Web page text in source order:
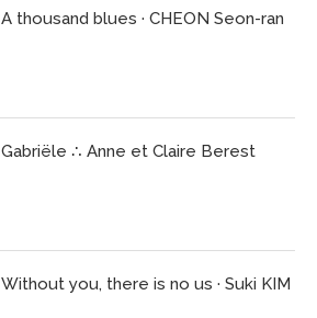
A thousand blues · CHEON Seon-ran
Gabriële ∴ Anne et Claire Berest
Without you, there is no us · Suki KIM